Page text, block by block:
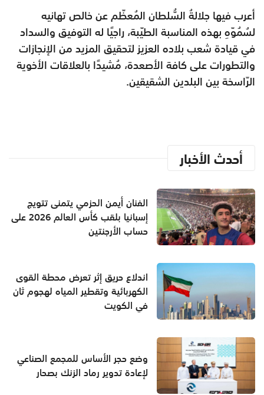
أعرب فيها جلالةُ السُّلطان المُعظّم عن خالص تهانيه
لسُمُوّهِ بهذه المناسبة الطيّبة، راجيًا له التوفيق والسداد
في قيادة شعب بلاده العزيز لتحقيق المزيد من الإنجازات
والتطورات على كافة الأصعدة، مُشيدًا بالعلاقات الأخوية
الرّاسخة بين البلدين الشقيقين.
أحدث الأخبار
الفنان أيمن الحزمي يتمنى تتويج
إسبانيا بلقب كأس العالم 2026 على
حساب الأرجنتين
اندلاع حريق إثر تعرض محطة القوى
الكهربائية وتقطير المياه لهجوم ثان
في الكويت
وضع حجر الأساس للمجمع الصناعي
لإعادة تدوير رماد الزنك بصحار